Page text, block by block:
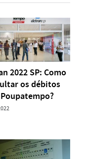
2022 SP: Como
os débitos